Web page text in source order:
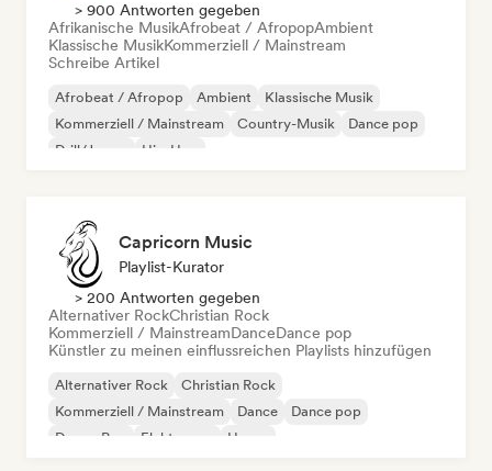
> 900 Antworten gegeben
Afrikanische MusikAfrobeat / AfropopAmbient
Klassische MusikKommerziell / Mainstream
Schreibe Artikel
Afrobeat / Afropop Ambient
Klassische Musik
Kommerziell / Mainstream
Country-Musik
Dance pop
Drill/Jersey
Hip-Hop
Capricorn Music
Playlist-Kurator
> 200 Antworten gegeben
Alternativer RockChristian Rock
Kommerziell / MainstreamDanceDance pop
Künstler zu meinen einflussreichen Playlists hinzufügen
Alternativer Rock
Christian Rock
Kommerziell / Mainstream
Dance
Dance pop
Dream Pop
Elektropop House